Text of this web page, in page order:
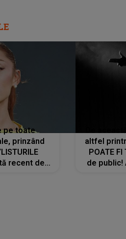
pe toate
prinzând
recent de
altfel
POATE FI
de public!